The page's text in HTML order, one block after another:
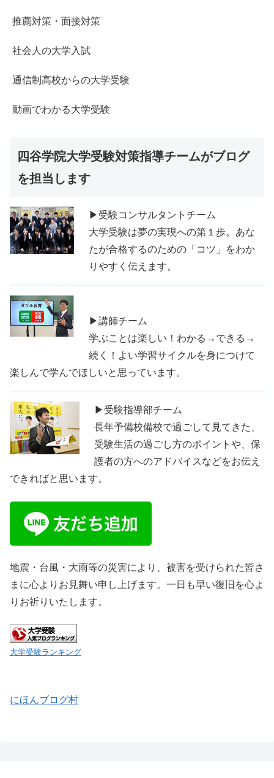
推薦対策・面接対策
社会人の大学入試
通信制高校からの大学受験
動画でわかる大学受験
四谷学院大学受験対策指導チームがブログ
を担当します
▶受験コンサルタントチーム
大学受験は夢の実現への第１歩。あな
たが合格するのための「コツ」をわか
りやすく伝えます。
▶講師チーム
学ぶことは楽しい！わかる→できる→
続く！よい学習サイクルを身につけて
楽しんで学んでほしいと思っています。
▶受験指導部チーム
長年予備校備校で過ごして見てきた、
受験生活の過ごし方のポイントや、保
護者の方へのアドバイスなどをお伝え
できればと思います。
地震・台風・大雨等の災害により、被害を受けられた皆さ
まに心よりお見舞い申し上げます。一日も早い復旧を心よ
りお祈りいたします。
大学受験ランキング
にほんブログ村